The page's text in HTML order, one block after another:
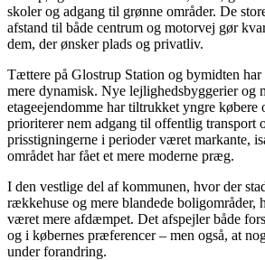
skoler og adgang til grønne områder. De
afstand til både centrum og motorvej gør
dem, der ønsker plads og privatliv.
Tættere på Glostrup Station og bymidten
mere dynamisk. Nye lejlighedsbyggerier og
etageejendomme har tiltrukket yngre købere
prioriterer nem adgang til offentlig transport
prisstigningerne i perioder været markante,
området har fået et mere moderne præg.
I den vestlige del af kommunen, hvor der
rækkehuse og mere blandede boligområder,
været mere afdæmpet. Det afspejler både
og i købernes præferencer – men også, at
under forandring.